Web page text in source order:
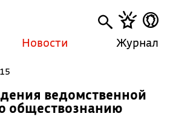
Новости Журнал
ведомственной
обществознанию